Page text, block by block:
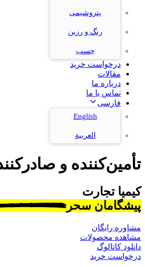
پتروشیمی
رنگ و رزین
چسب
درخواست خرید
مقالات
درباره ما
تماس با ما
فارسی
English
العربية
تأمین‌کننده و
کیمیا تجارت
پیشگامان سحر
مشاوره رایگان
مشاهده محصولات
دانلود کاتالوگ
درخواست خرید